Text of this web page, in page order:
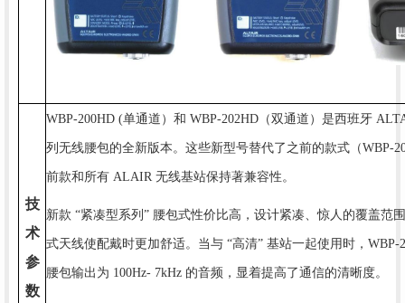
技
术
参
数
WBP-200HD (单通道）和 WBP-202HD（双通道）是西班牙
列无线腰包的全新版本。这些新型号替代了之前的款式（WBP-
前款和所有 ALAIR 无线基站保持著兼容性。
新款 “紧凑型系列” 腰包式性价比高，设计紧凑、惊人的覆盖范
式天线使配戴时更加舒适。当与 “高清” 基站一起使用时，WBP-
腰包输出为 100Hz- 7kHz 的音频，显着提高了通信的清晰度。